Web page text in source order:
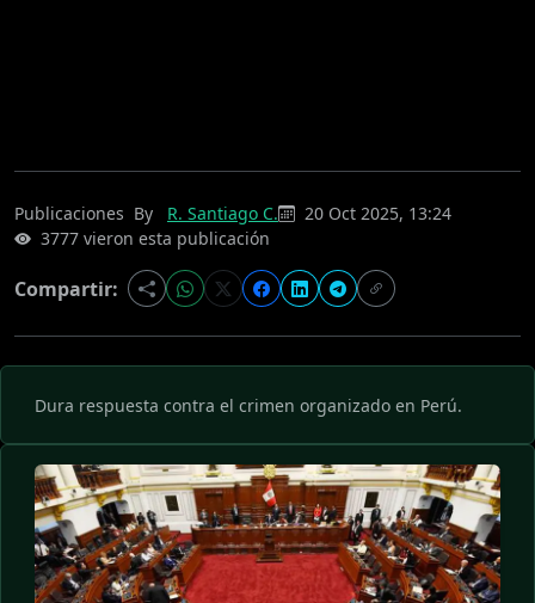
Publicaciones By R. Santiago C.
20 Oct 2025, 13:24
3777 vieron esta publicación
Compartir:
Dura respuesta contra el crimen organizado en Perú.